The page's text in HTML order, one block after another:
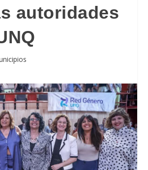
autoridades